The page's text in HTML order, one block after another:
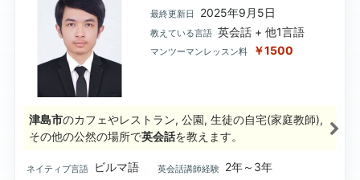
最終更新日 2025年9月5日
教えている言語 英会話 + 他1言語
マンツーマンレッスン料 ￥1500
津島市のカフェやレストラン, 公園, 生徒の自宅(家庭教師),
その他の公然の場所で英会話を教えます。
ネイティブ言語 ビルマ語 英会話講師経験
2年～3年